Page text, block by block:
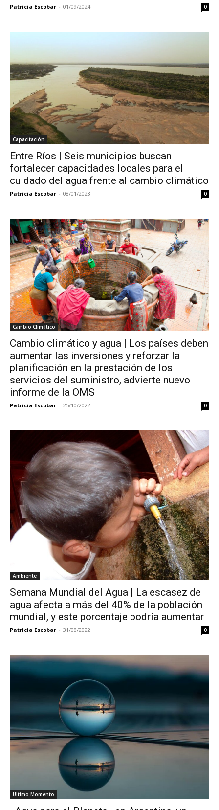
Patricia Escobar - 01/09/2024 0
Capacitación
Entre Ríos | Seis municipios buscan
fortalecer capacidades locales para el
cuidado del agua frente al cambio climático
Patricia Escobar - 08/01/2023 0
Cambio Climático
Cambio climático y agua | Los países deben
aumentar las inversiones y reforzar la
planificación en la prestación de los
servicios del suministro, advierte nuevo
informe de la OMS
Patricia Escobar - 25/10/2022 0
Ambiente
Semana Mundial del Agua | La escasez de
agua afecta a más del 40% de la población
mundial, y este porcentaje podría aumentar
Patricia Escobar - 31/08/2022 0
Ultimo Momento